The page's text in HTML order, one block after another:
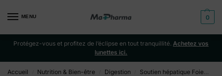
MENU 0
Protégez-vous et profitez de l’éclipse en tout tranquillité. Achetez vos
lunettes ici.
Accueil Nutrition & Bien-être Digestion Soutien hépatique Foie